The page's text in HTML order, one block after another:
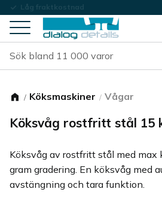
Meny
Låg fraktkostnad
Köksmaskiner Vågar
Köksvåg rostfritt stål 15
Köksvåg av rostfritt stål med max
gram gradering. En köksvåg med
avstängning och tara funktion.